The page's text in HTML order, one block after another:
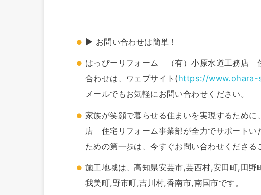
▶ お問い合わせは簡単！
はっぴーリフォーム （有）小原水道工務店
合わせは、ウェブサイト(https://www.ohara-
メールでもお気軽にお問い合わせください。
家族が笑顔で暮らせる住まいを実現するため
店 住宅リフォーム事業部が全力でサポートい
ための第一歩は、今すぐお問い合わせくださる
施工地域は、高知県安芸市,芸西村,安田町,田
我美町,野市町,吉川村,香南市,南国市です。